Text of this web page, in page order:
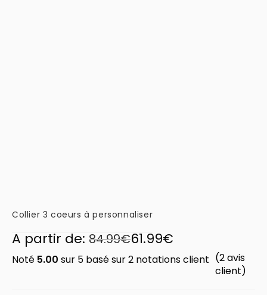
Collier 3 coeurs à personnaliser
A partir de: 84.99€61.99€
Noté 5.00 sur 5 basé sur2 notations client (2avis
client)